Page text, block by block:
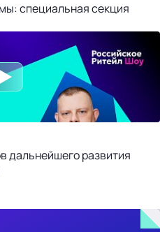
специальная секция
дальнейшего развития